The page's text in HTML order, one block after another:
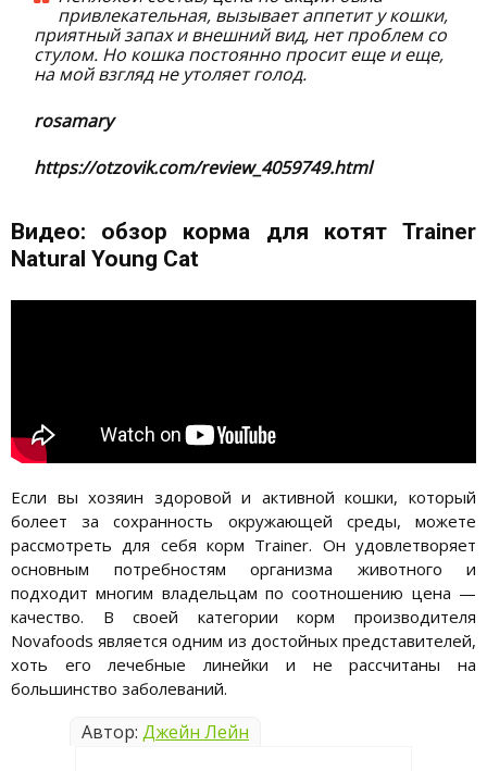
привлекательная, вызывает аппетит у кошки,
приятный запах и внешний вид, нет проблем со
стулом. Но кошка постоянно просит еще и еще,
на мой взгляд не утоляет голод.
rosamary
https://otzovik.com/review_4059749.html
Видео: обзор корма для котят Trainer
Natural Young Cat
Если вы хозяин здоровой и активной кошки, который
болеет за сохранность окружающей среды, можете
рассмотреть для себя корм Trainer. Он удовлетворяет
основным потребностям организма животного и
подходит многим владельцам по соотношению цена —
качество. В своей категории корм производителя
Novafoods является одним из достойных представителей,
хоть его лечебные линейки и не рассчитаны на
большинство заболеваний.
Автор: Джейн Лейн